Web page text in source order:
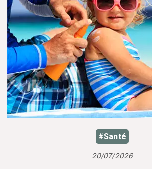
#Santé
20/07/2026